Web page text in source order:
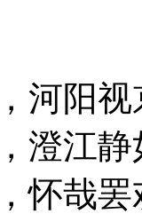
阳视
澄江
怀哉